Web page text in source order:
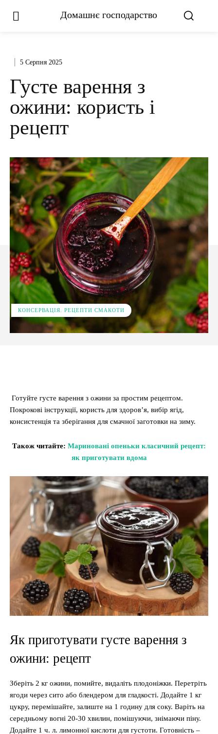
Домашнє господарство
5 Серпня 2025
Густе варення з
ожини: користь і
рецепт
КОНСЕРВАЦІЯ. РЕЦЕПТИ СМАКОТИ
Готуйте густе варення з ожини за простим рецептом.
Покрокові інструкції, користь для здоров’я, вибір ягід,
консистенція та зберігання для смачної заготовки на зиму.
Також читайте: Мариновані опеньки класичний рецепт:
як приготувати вдома
Як приготувати густе варення з
ожини: рецепт
Зберіть 2 кг ожини, помийте, видаліть плодоніжки. Перетріть
ягоди через сито або блендером для гладкості. Додайте 1 кг
цукру, перемішайте, залиште на 1 годину для соку. Варіть на
середньому вогні 20-30 хвилин, помішуючи, знімаючи піну.
Додайте 1 ч. л. лимонної кислоти для густоти. Готовність –